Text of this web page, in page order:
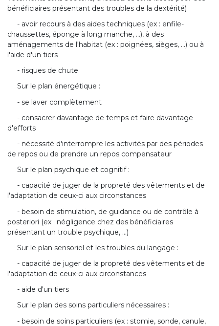
bénéficiaires présentant des troubles de la dextérité)
- avoir recours à des aides techniques (ex : enfile-
chaussettes, éponge à long manche, ...), à des
aménagements de l'habitat (ex : poignées, sièges, ...) ou à
l'aide d'un tiers
- risques de chute
Sur le plan énergétique :
- se laver complètement
- consacrer davantage de temps et faire davantage
d'efforts
- nécessité d'interrompre les activités par des périodes
de repos ou de prendre un repos compensateur
Sur le plan psychique et cognitif :
- capacité de juger de la propreté des vêtements et de
l'adaptation de ceux-ci aux circonstances
- besoin de stimulation, de guidance ou de contrôle à
posteriori (ex : négligence chez des bénéficiaires
présentant un trouble psychique, ...)
Sur le plan sensoriel et les troubles du langage :
- capacité de juger de la propreté des vêtements et de
l'adaptation de ceux-ci aux circonstances
- aide d'un tiers
Sur le plan des soins particuliers nécessaires :
- besoin de soins particuliers (ex : stomie, sonde, canule,